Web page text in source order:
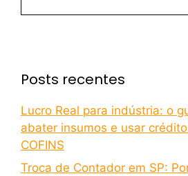
Posts recentes
Lucro Real para indústria: o
abater insumos e usar
COFINS
Troca de Contador em SP: